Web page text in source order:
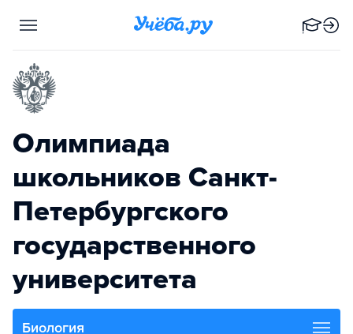
Олимпиада
школьников Санкт-
Петербургского
государственного
университета
Биология